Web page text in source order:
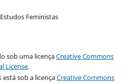
Feministas
sob uma licençaCreative Commons
License.
está sob a licençaCreative Commons